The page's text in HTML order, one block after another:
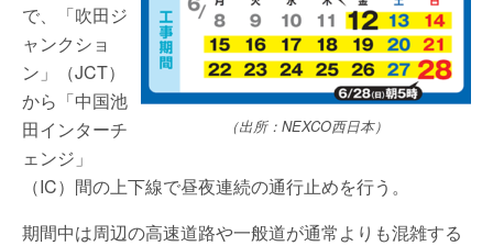
（出所：NEXCO西日本）
で、「吹田ジ
ャンクショ
ン」（JCT）
から「中国池
田インターチ
ェンジ」
（IC）間の上下線で昼夜連続の通行止めを行う。
期間中は周辺の高速道路や一般道が通常よりも混雑する